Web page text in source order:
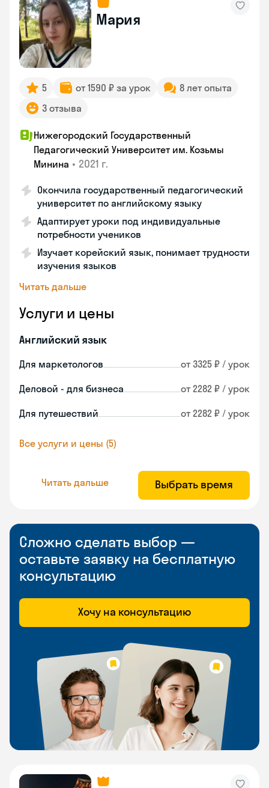
Мария
5 от 1590 ₽ за урок
8 лет опыта
3 отзыва
Нижегородский Государственный
Педагогический Университет им. Козьмы
Минина • 2021 г.
Окончила государственный педагогический
университет по английскому языку
Адаптирует уроки под индивидуальные
потребности учеников
Изучает корейский язык, понимает трудности
изучения языков
Читать дальше
Услуги и цены
Английский язык
Для маркетологов от 3325 ₽ / урок
Деловой - для бизнеса от 2282 ₽ / урок
Для путешествий от 2282 ₽ / урок
Все услуги и цены (5)
Читать дальше Выбрать время
Сложно сделать выбор —
оставьте заявку на бесплатную
консультацию
Хочу на консультацию